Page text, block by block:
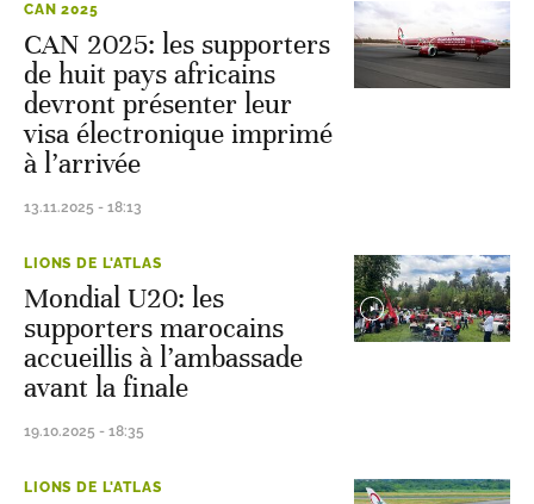
CAN 2025
CAN 2025: les supporters
de huit pays africains
devront présenter leur
visa électronique imprimé
à l’arrivée
13.11.2025 - 18:13
LIONS DE L'ATLAS
Mondial U20: les
supporters marocains
accueillis à l’ambassade
avant la finale
19.10.2025 - 18:35
LIONS DE L'ATLAS